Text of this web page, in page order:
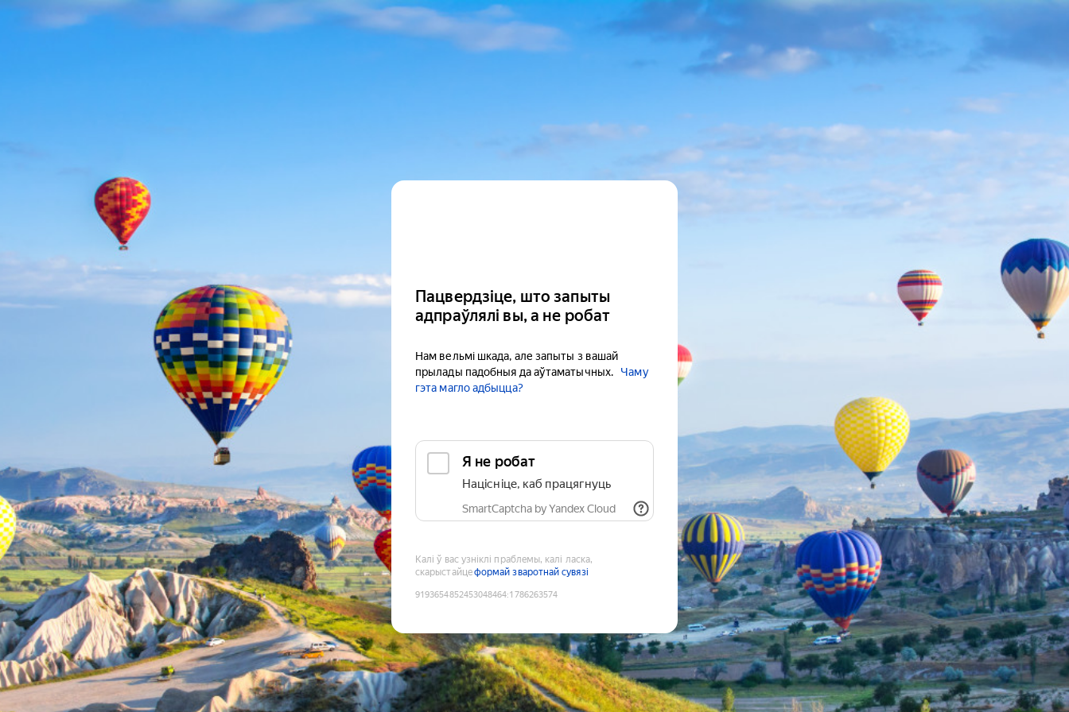
Пацвердзіце, што запыты
адпраўлялі вы, а не робат
Нам вельмі шкада, але запыты з вашай
прылады падобныя да аўтаматычных.
Чаму
гэта магло адбыцца?
Я не робат
Націсніце, каб працягнуць
SmartCaptcha by Yandex Cloud
Калі ў вас узніклі праблемы, калі ласка,
скарыстайцеформай зваротнай сувязі
9193654852453048464:1786263574